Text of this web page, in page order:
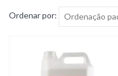
Ordenar por: